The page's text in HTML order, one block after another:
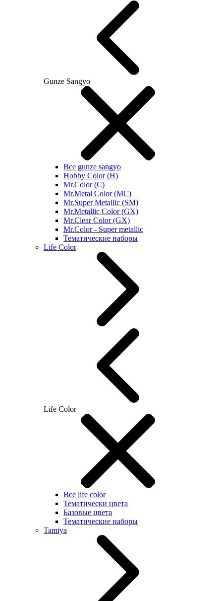
Gunze Sangyo
Все gunze sangyo
Hobby Color (H)
Mr.Color (C)
Mr.Metal Color (MC)
Mr.Super Metallic (SM)
Mr.Metallic Color (GX)
Mr.Clear Color (GX)
Mr.Color - Super metallic
Тематические наборы
Life Color
Life Color
Все life color
Тематически цвета
Базовые цвета
Тематические наборы
Tamiya